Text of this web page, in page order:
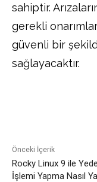
sahiptir.
gerekli
güvenli bir
sağlayacaktır.
Önceki İçerik
Rocky Linux 9 ile
İşlemi Yapma Nasıl